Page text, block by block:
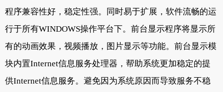
程序兼容性好，稳定性强。同时易于扩展，软件流畅的运
行于所有WINDOWS操作平台下。前台显示程序将显示所
有的动画效果，视频播放，图片显示等功能。前台显示模
块内置Internet信息服务处理器，帮助系统更加稳定的提
供Internet信息服务。避免因为系统原因而导致服务不稳